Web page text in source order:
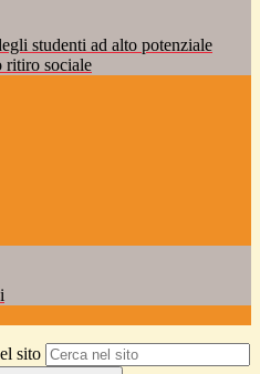
studenti ad alto potenziale
ritiro sociale
sito